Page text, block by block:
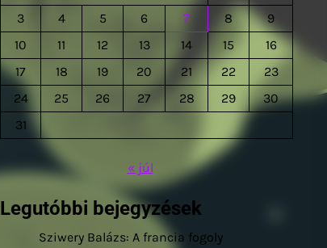
3
4 5 6 7 8
9
10
11 12 13 14 15
16
17
18 19 20 21 22
23
24
25 26 27 28 29
30
31
« júl
Legutóbbi bejegyzések
Sziwery Balázs: A francia fogoly